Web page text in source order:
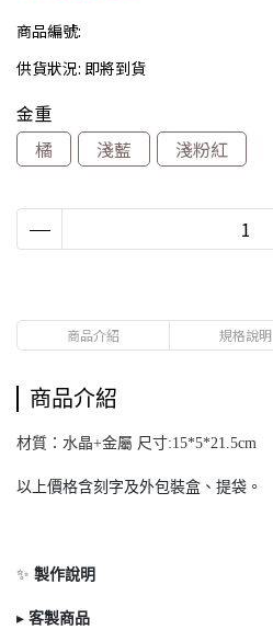
商品編號:
供貨狀況: 即將到貨
金重
橘
淺藍 淺粉紅
商品介紹 規格說明
商品介紹
材質：水晶+金屬 尺寸:15*5*21.5cm
以上價格含刻字及外包裝盒、提袋。
✨ 製作說明
▸ 客製商品